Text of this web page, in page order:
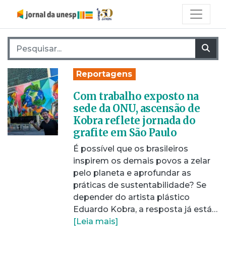
Pesquisar por:
Reportagens
Com trabalho exposto na
sede da ONU, ascensão de
Kobra reflete jornada do
grafite em São Paulo
É possível que os brasileiros
inspirem os demais povos a zelar
pelo planeta e aprofundar as
práticas de sustentabilidade? Se
depender do artista plástico
Eduardo Kobra, a resposta já está…
[Leia mais]